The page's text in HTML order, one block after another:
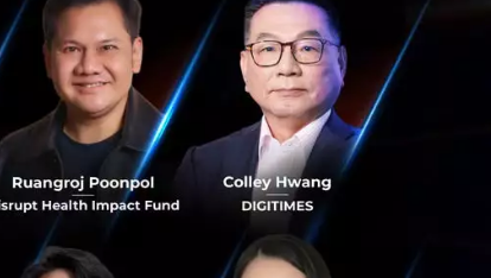
เกิดขึ้น
าให้ช่วย